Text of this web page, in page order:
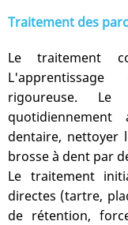
Traitement des
Le traitement
rigoureuse.
dentaire, nettoyer
brosse à dent par
Le traitement
directes (tartre,
de rétention,